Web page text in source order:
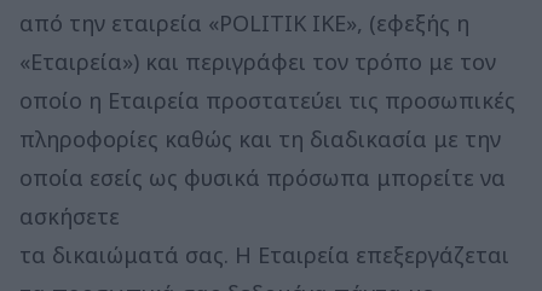
από την εταιρεία «POLITIK IKΕ», (εφεξής η
«Εταιρεία») και περιγράφει τον τρόπο με τον
οποίο η Εταιρεία προστατεύει τις προσωπικές
πληροφορίες καθώς και τη διαδικασία με την
οποία εσείς ως φυσικά πρόσωπα μπορείτε να
ασκήσετε
τα δικαιώματά σας. Η Εταιρεία επεξεργάζεται